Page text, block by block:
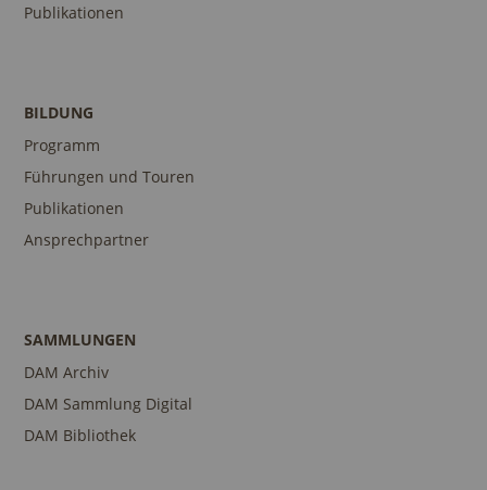
Publikationen
BILDUNG
Programm
Führungen und Touren
Publikationen
Ansprechpartner
SAMMLUNGEN
DAM Archiv
DAM Sammlung Digital
DAM Bibliothek